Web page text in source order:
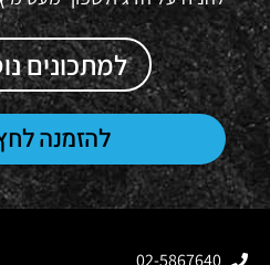
למתכונים
להזמנה